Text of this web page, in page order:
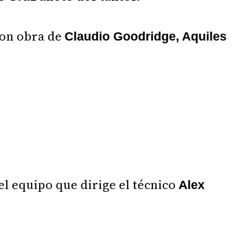
obra de Claudio Goodridge, Aquiles
equipo que dirige el técnico Alex